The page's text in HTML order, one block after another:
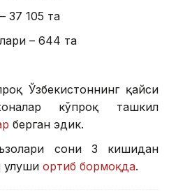
37 105 та
– 644 та
Ўзбекистоннинг қайси
кўпроқ ташкил
берган эдик.
сони 3 кишидан
улуши ортиб бормоқда.